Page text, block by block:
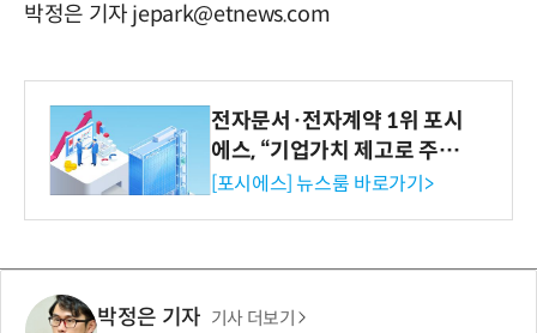
박정은 기자 jepark@etnews.com
전자문서·전자계약 1위 포시
에스, “기업가치 제고로 주주
환원 강화” 계획 공시
[포시에스] 뉴스룸 바로가기>
박정은 기자 기사 더보기